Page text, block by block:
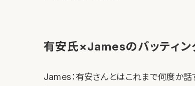
有安氏×Jamesのバッティン
James：有安さんとはこれまで何度か